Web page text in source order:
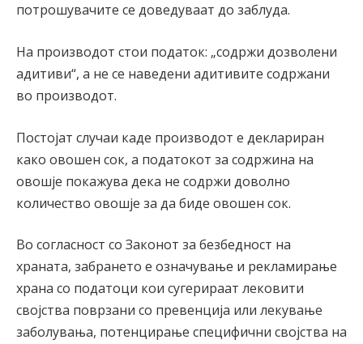
потрошувачите се доведуваат до заблуда.
На производот стои податок: „содржи дозволени
адитиви“, а не се наведени адитивите содржани
во производот.
Постојат случаи каде производот е деклариран
како овошен сок, а податокот за содржина на
овошје покажува дека не содржи доволно
количество овошје за да биде овошен сок.
Во согласност со Законот за безбедност на
храната, забрането е означување и рекламирање
храна со податоци кои сугерираат лековити
својства поврзани со превенција или лекување
заболувања, потенцирање специфични својства на